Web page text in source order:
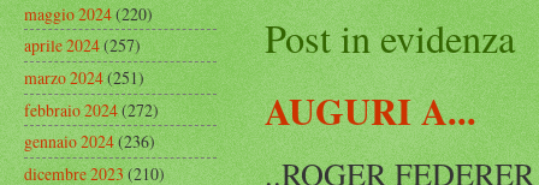
Post in evidenza
AUGURI A...
..ROGER
maggio 2024(220)
aprile 2024(257)
marzo 2024(251)
febbraio 2024(272)
gennaio 2024(236)
dicembre 2023(210)